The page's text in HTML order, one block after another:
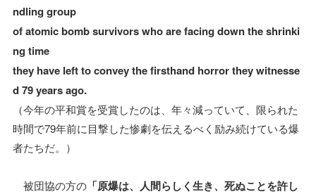
ndling group
of atomic bomb survivors who are facing down the shrinki
ng time
they have left to convey the firsthand horror they witnesse
d 79 years ago.
（今年の平和賞を受賞したのは、年々減っていて、限られた
時間で79年前に目撃した惨劇を伝えるべく励み続けている爆
者たちだ。）
被団協の方の 「原爆は、人間らしく生き、死ぬことを許し